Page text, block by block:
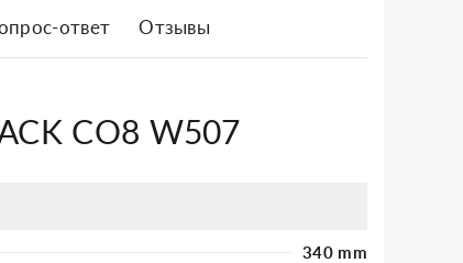
ответ Отзывы
CO8 W507
340 mm